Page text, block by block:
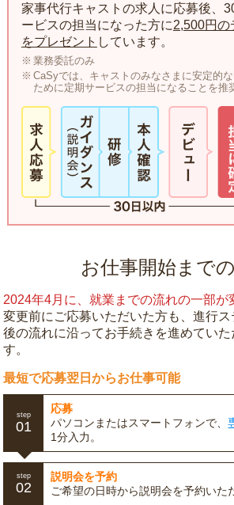
家事代行キャストの求人に応募後、
ービスの担当になった方に2,500円の
をプレゼント しています。
業務委託のみ
CaSyでは、キャストのみなさまに安定的
ために定期サービスの担当になることを推
お仕事開始まで
2024年4月に、就業までの流れの一部が
変更前にご応募いただいた方も、進行
後の流れに沿ってお手続きを進めていた
す。
最短で応募翌日からお仕事可能
step
01
応募
パソコンまたはスマートフォンで、
1分入力。
step
02
説明会を予約
ご希望の日時から説明会を予約いた